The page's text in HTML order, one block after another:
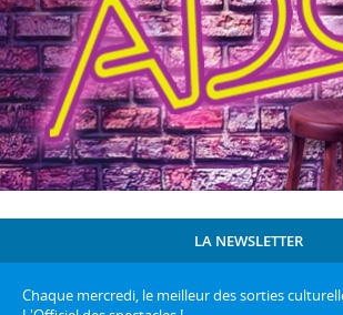
LA NEWSLETTER
Chaque mercredi, le meilleur des sorties